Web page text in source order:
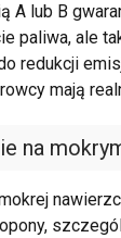
A lub B
paliwa, ale
redukcji
mają
na